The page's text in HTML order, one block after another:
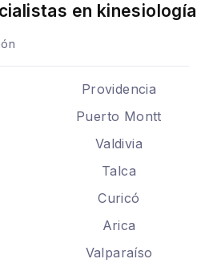
en kinesiología
Providencia
Puerto Montt
Valdivia
Talca
Curicó
Arica
Valparaíso